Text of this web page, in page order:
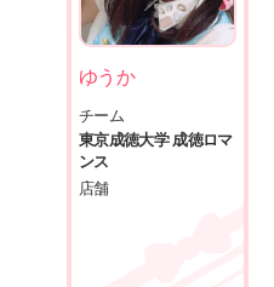
ゆうか
チーム
東京成徳大学 成徳ロマ
ンス
店舗